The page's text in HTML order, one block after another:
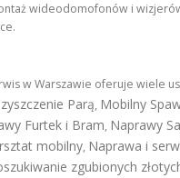
wideodomofonów i
w Warszawie oferuje wiele
Parą, Mobilny
Furtek i Bram, Naprawy
mobilny, Naprawa i
zgubionych